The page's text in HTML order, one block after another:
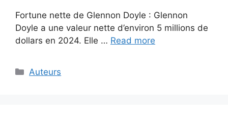
Fortune nette de Glennon Doyle : Glennon
Doyle a une valeur nette d’environ 5 millions de
dollars en 2024. Elle … Read more
Categories
Auteurs